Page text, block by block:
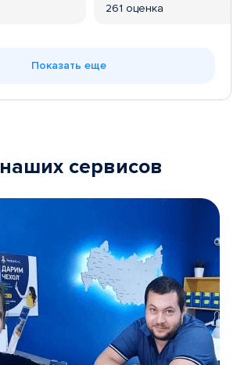
261 оценка
Показать еще
наших сервисов